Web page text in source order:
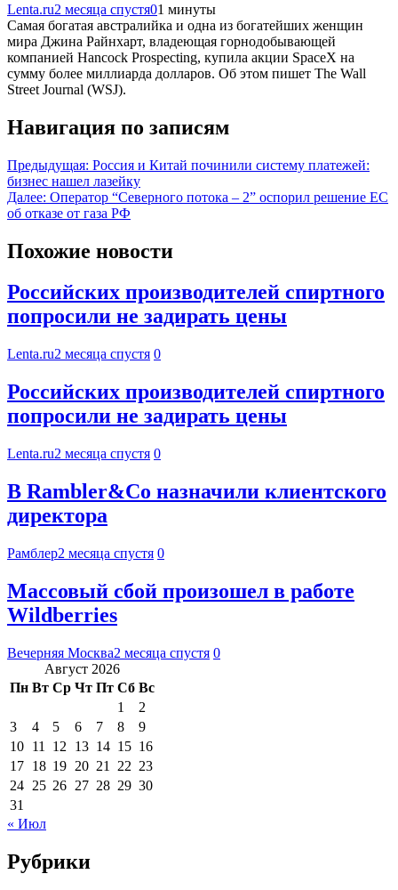
Lenta.ru2 месяца спустя01 минуты
Самая богатая австралийка и одна из богатейших женщин
мира Джина Райнхарт, владеющая горнодобывающей
компанией Hancock Prospecting, купила акции SpaceX на
сумму более миллиарда долларов. Об этом пишет The Wall
Street Journal (WSJ).
Навигация по записям
Предыдущая: Россия и Китай починили систему платежей:
бизнес нашел лазейку
Далее: Оператор “Северного потока – 2” оспорил решение ЕС
об отказе от газа РФ
Похожие новости
Российских производителей спиртного
попросили не задирать цены
Lenta.ru2 месяца спустя 0
Российских производителей спиртного
попросили не задирать цены
Lenta.ru2 месяца спустя 0
В Rambler&Co назначили клиентского
директора
Рамблер2 месяца спустя 0
Массовый сбой произошел в работе
Wildberries
Вечерняя Москва2 месяца спустя 0
Август 2026
Пн Вт Ср Чт Пт Сб Вс
1
2
3
4 5 6 7 8
9
10 11 12 13 14 15 16
17 18 19 20 21 22 23
24 25 26 27 28 29 30
31
« Июл
Рубрики